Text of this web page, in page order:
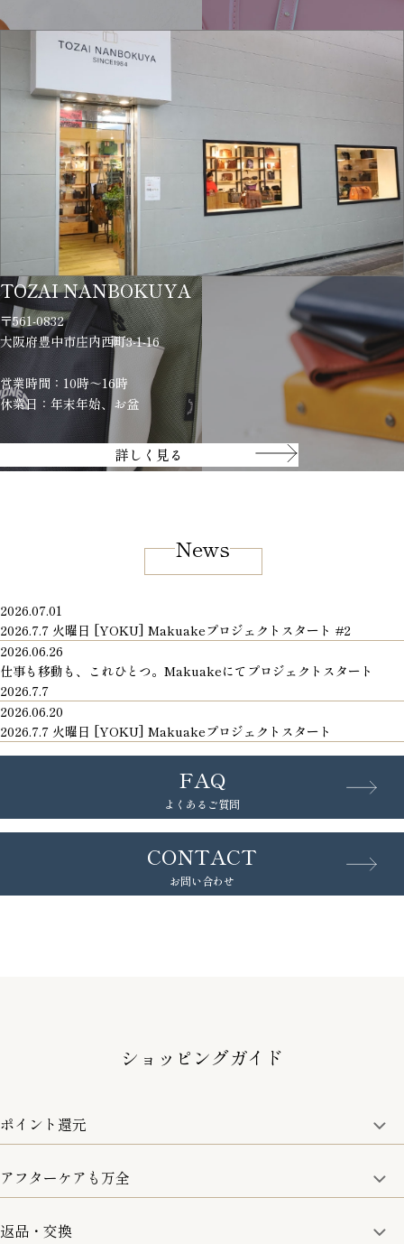
TOZAI NANBOKUYA
〒561-0832
大阪府豊中市庄内西町3-1-16
営業時間：10時～16時
休業日：年末年始、お盆
詳しく見る
News
2026.07.01
2026.7.7 火曜日 [YOKU] Makuakeプロジェクトスタート #2
2026.06.26
仕事も移動も、これひとつ。Makuakeにてプロジェクトスタート
2026.7.7
2026.06.20
2026.7.7 火曜日 [YOKU] Makuakeプロジェクトスタート
FAQ
よくあるご質問
CONTACT
お問い合わせ
ショッピングガイド
ポイント還元
商品金額の10%をポイント還元いたします。
アフターケアも万全
取り扱い商品はすべて正規品となります。
返品・交換